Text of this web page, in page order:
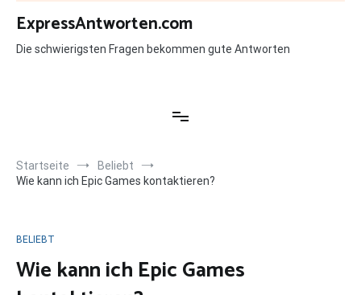
Zum
Inhalt
springen
ExpressAntworten.com
Die schwierigsten Fragen bekommen gute Antworten
Startseite
Beliebt
Wie kann ich Epic Games kontaktieren?
BELIEBT
Wie kann ich Epic Games